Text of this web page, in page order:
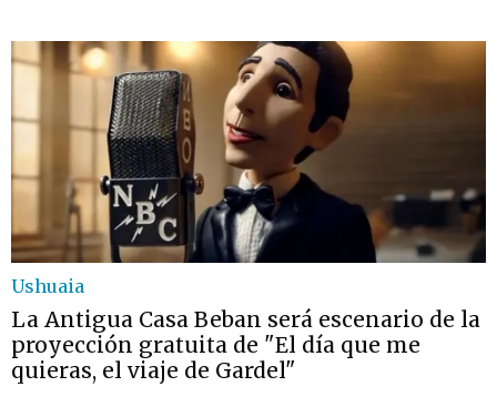
Ushuaia
La Antigua Casa Beban será escenario de la
proyección gratuita de "El día que me
quieras, el viaje de Gardel"